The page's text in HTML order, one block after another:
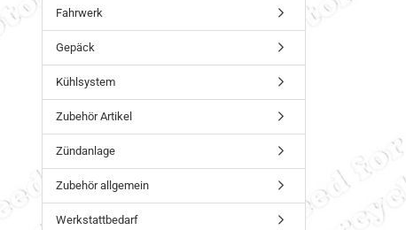
Fahrwerk
Gepäck
Kühlsystem
Zubehör Artikel
Zündanlage
Zubehör allgemein
Werkstattbedarf